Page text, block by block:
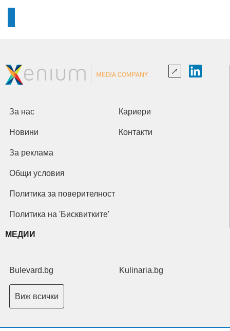
За нас Кариери
Новини Контакти
За реклама
Общи условия
Политика за поверителност
Политика на 'Бисквитките'
МЕДИИ
Bulevard.bg Kulinaria.bg
Виж всички